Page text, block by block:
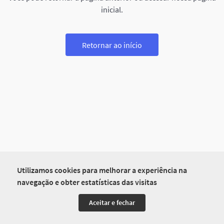
Utilizamos cookies para melhorar a experiência na
navegação e obter estatísticas das visitas
Aceitar e fechar
inicial.
Retornar ao início